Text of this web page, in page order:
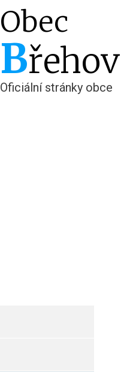
Obec
Břehov
Oficiální stránky obce